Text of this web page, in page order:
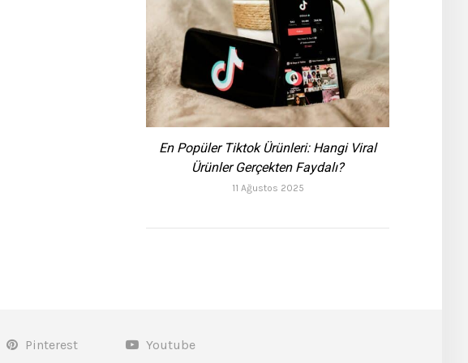
En Popüler Tiktok Ürünleri: Hangi Viral
Ürünler Gerçekten Faydalı?
11 Ağustos 2025
Pinterest Youtube